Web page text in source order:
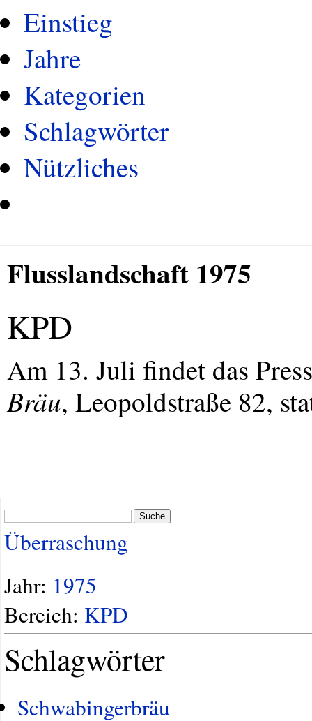
Einstieg
Jahre
Kategorien
Schlagwörter
Nützliches
Flusslandschaft 1975
KPD
Am 13. Juli findet das
Bräu, Leopoldstraße 82,
Suche
Überraschung
Jahr: 1975
Bereich: KPD
Schlagwörter
Schwabingerbräu